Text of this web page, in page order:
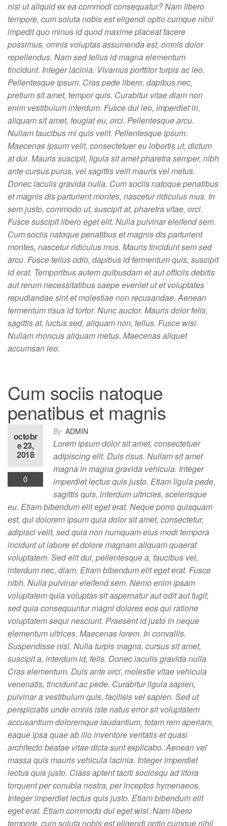
nisi ut aliquid ex ea commodi consequatur? Nam libero
tempore, cum soluta nobis est eligendi optio cumque nihil
impedit quo minus id quod maxime placeat facere
possimus, omnis voluptas assumenda est, omnis dolor
repellendus. Nam sed tellus id magna elementum
tincidunt. Integer lacinia. Vivamus porttitor turpis ac leo.
Pellentesque ipsum. Cras pede libero, dapibus nec,
pretium sit amet, tempor quis. Curabitur vitae diam non
enim vestibulum interdum. Fusce dui leo, imperdiet in,
aliquam sit amet, feugiat eu, orci. Pellentesque arcu.
Nullam faucibus mi quis velit. Pellentesque ipsum.
Maecenas ipsum velit, consectetuer eu lobortis ut, dictum
at dui. Mauris suscipit, ligula sit amet pharetra semper, nibh
ante cursus purus, vel sagittis velit mauris vel metus.
Donec iaculis gravida nulla. Cum sociis natoque penatibus
et magnis dis parturient montes, nascetur ridiculus mus. In
sem justo, commodo ut, suscipit at, pharetra vitae, orci.
Fusce suscipit libero eget elit. Nulla pulvinar eleifend sem.
Cum sociis natoque penatibus et magnis dis parturient
montes, nascetur ridiculus mus. Mauris tincidunt sem sed
arcu. Fusce tellus odio, dapibus id fermentum quis, suscipit
id erat. Temporibus autem quibusdam et aut officiis debitis
aut rerum necessitatibus saepe eveniet ut et voluptates
repudiandae sint et molestiae non recusandae. Aenean
fermentum risus id tortor. Nunc auctor. Mauris dolor felis,
sagittis at, luctus sed, aliquam non, tellus. Fusce wisi.
Nullam rhoncus aliquam metus. Maecenas aliquet
accumsan leo.
Cum sociis natoque
penatibus et magnis
By ADMIN
octobr
e 23,
2018
0
Lorem ipsum dolor sit amet, consectetuer
adipiscing elit. Duis risus. Nullam sit amet
magna in magna gravida vehicula. Integer
imperdiet lectus quis justo. Etiam ligula pede,
sagittis quis, interdum ultricies, scelerisque
eu. Etiam bibendum elit eget erat. Neque porro quisquam
est, qui dolorem ipsum quia dolor sit amet, consectetur,
adipisci velit, sed quia non numquam eius modi tempora
incidunt ut labore et dolore magnam aliquam quaerat
voluptatem. Sed elit dui, pellentesque a, faucibus vel,
interdum nec, diam. Etiam bibendum elit eget erat. Fusce
nibh. Nulla pulvinar eleifend sem. Nemo enim ipsam
voluptatem quia voluptas sit aspernatur aut odit aut fugit,
sed quia consequuntur magni dolores eos qui ratione
voluptatem sequi nesciunt. Praesent id justo in neque
elementum ultrices. Maecenas lorem. In convallis.
Suspendisse nisl. Nulla turpis magna, cursus sit amet,
suscipit a, interdum id, felis. Donec iaculis gravida nulla.
Cras elementum. Duis ante orci, molestie vitae vehicula
venenatis, tincidunt ac pede. Curabitur ligula sapien,
pulvinar a vestibulum quis, facilisis vel sapien. Sed ut
perspiciatis unde omnis iste natus error sit voluptatem
accusantium doloremque laudantium, totam rem aperiam,
eaque ipsa quae ab illo inventore veritatis et quasi
architecto beatae vitae dicta sunt explicabo. Aenean vel
massa quis mauris vehicula lacinia. Integer imperdiet
lectus quis justo. Class aptent taciti sociosqu ad litora
torquent per conubia nostra, per inceptos hymenaeos.
Integer imperdiet lectus quis justo. Etiam bibendum elit
eget erat. Etiam commodo dui eget wisi. Nam libero
tempore, cum soluta nobis est eligendi optio cumque nihil